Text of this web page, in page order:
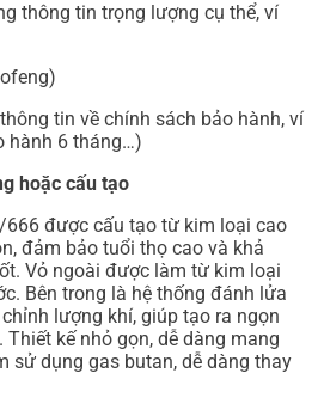
thông tin trọng lượng cụ thể, ví
tin về chính sách bảo hành, ví
hành 6 tháng…)
hoặc cấu tạo
được cấu tạo từ kim loại cao
đảm bảo tuổi thọ cao và khả
Vỏ ngoài được làm từ kim loại
Bên trong là hệ thống đánh lửa
lượng khí, giúp tạo ra ngọn
kế nhỏ gọn, dễ dàng mang
sử dụng gas butan, dễ dàng thay